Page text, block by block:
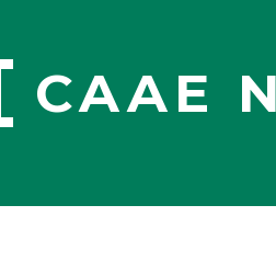
CAAE